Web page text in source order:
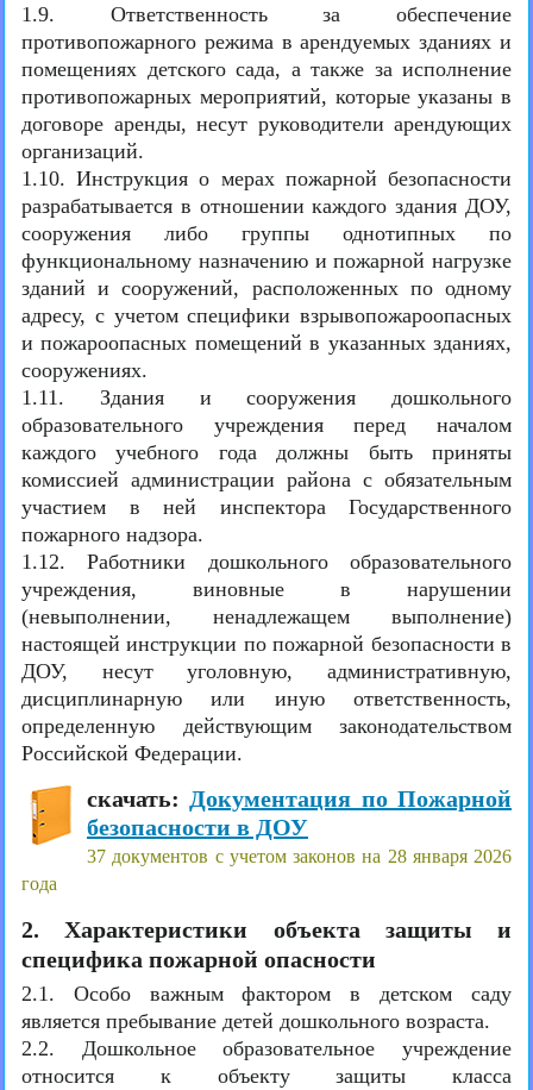
1.9. Ответственность за обеспечение
противопожарного режима в арендуемых зданиях и
помещениях детского сада, а также за исполнение
противопожарных мероприятий, которые указаны в
договоре аренды, несут руководители арендующих
организаций.
1.10. Инструкция о мерах пожарной безопасности
разрабатывается в отношении каждого здания ДОУ,
сооружения либо группы однотипных по
функциональному назначению и пожарной нагрузке
зданий и сооружений, расположенных по одному
адресу, с учетом специфики взрывопожароопасных
и пожароопасных помещений в указанных зданиях,
сооружениях.
1.11. Здания и сооружения дошкольного
образовательного учреждения перед началом
каждого учебного года должны быть приняты
комиссией администрации района с обязательным
участием в ней инспектора Государственного
пожарного надзора.
1.12. Работники дошкольного образовательного
учреждения, виновные в нарушении
(невыполнении, ненадлежащем выполнение)
настоящей инструкции по пожарной безопасности в
ДОУ, несут уголовную, административную,
дисциплинарную или иную ответственность,
определенную действующим законодательством
Российской Федерации.
скачать: Документация по Пожарной
безопасности в ДОУ
37 документов с учетом законов на 28 января 2026
года
2. Характеристики объекта защиты и
специфика пожарной опасности
2.1. Особо важным фактором в детском саду
является пребывание детей дошкольного возраста.
2.2. Дошкольное образовательное учреждение
относится к объекту защиты класса